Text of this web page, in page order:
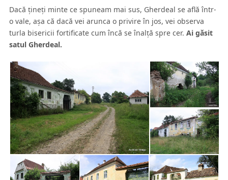
Dacă ţineţi minte ce spuneam mai sus, Gherdeal se află într-
o vale, aşa că dacă vei arunca o privire în jos, vei observa
turla bisericii fortificate cum încă se înalţă spre cer. Ai găsit
satul Gherdeal.